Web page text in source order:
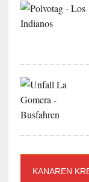
KANAREN